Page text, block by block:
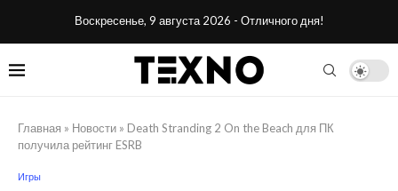
Воскресенье, 9 августа 2026 - Отличного дня!
Главная » Новости » Death Stranding 2 On the Beach для ПК
получила рейтинг ESRB
Игры